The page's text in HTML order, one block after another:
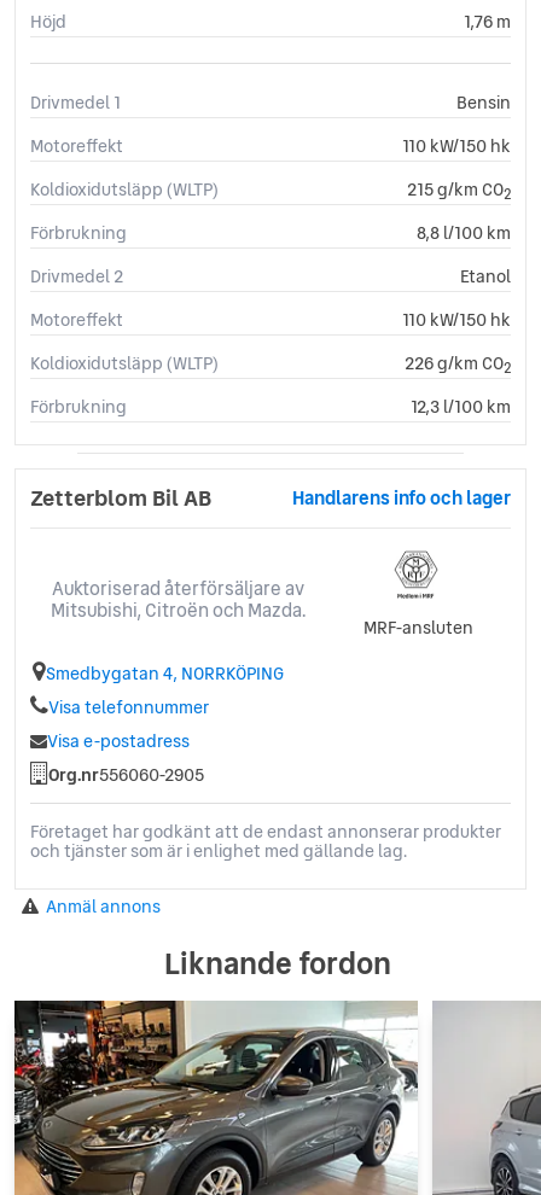
Höjd 1,76 m
Drivmedel 1
Bensin
Motoreffekt
110 kW/150 hk
Koldioxidutsläpp (WLTP)
215 g/km CO2
Förbrukning
8,8 l/100 km
Drivmedel 2
Etanol
Motoreffekt
110 kW/150 hk
Koldioxidutsläpp (WLTP)
226 g/km CO2
Förbrukning 12,3 l/100 km
Zetterblom Bil AB Handlarens info och lager
Auktoriserad återförsäljare av
Mitsubishi, Citroën och Mazda.
MRF-ansluten
Smedbygatan 4, NORRKÖPING
Visa telefonnummer
Visa e-postadress
Org.nr556060-2905
Företaget har godkänt att de endast annonserar produkter
och tjänster som är i enlighet med gällande lag.
Anmäl annons
Liknande fordon